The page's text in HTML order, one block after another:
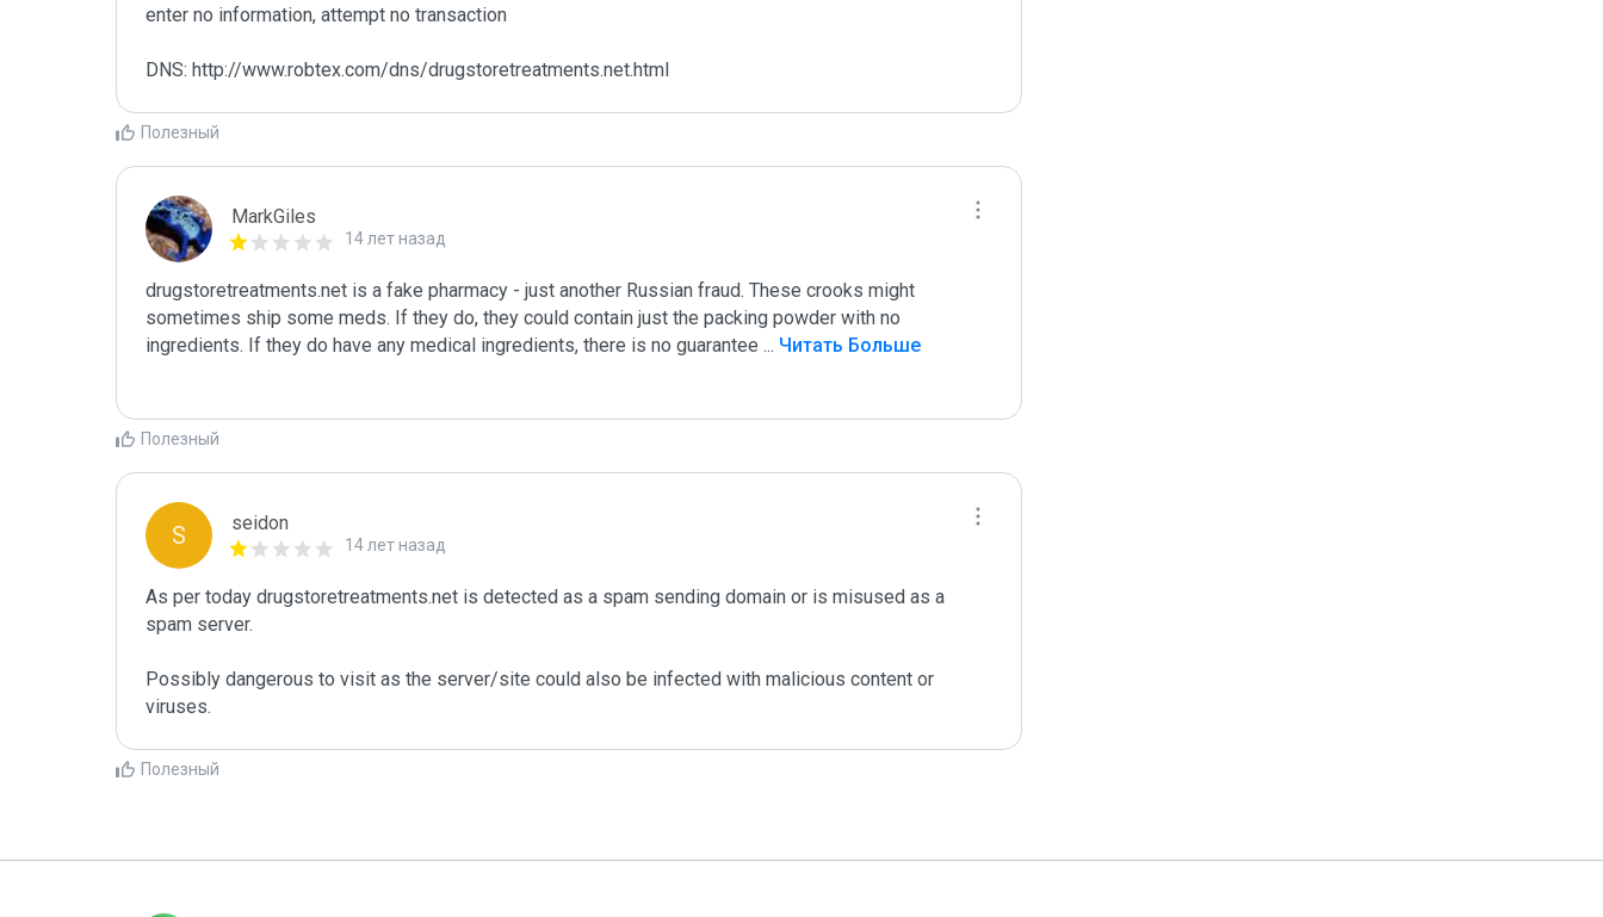
enter no information, attempt no transaction
DNS: http://www.robtex.com/dns/drugstoretreatments.net.html
Полезный
MarkGiles
14 лет назад
drugstoretreatments.net is a fake pharmacy - just another Russian fraud. These crooks might
sometimes ship some meds. If they do, they could contain just the packing powder with no
ingredients. If they do have any medical ingredients, there is no guarantee ... Читать Больше
Полезный
S seidon
14 лет назад
As per today drugstoretreatments.net is detected as a spam sending domain or is misused as a
spam server.
Possibly dangerous to visit as the server/site could also be infected with malicious content or
viruses.
Полезный